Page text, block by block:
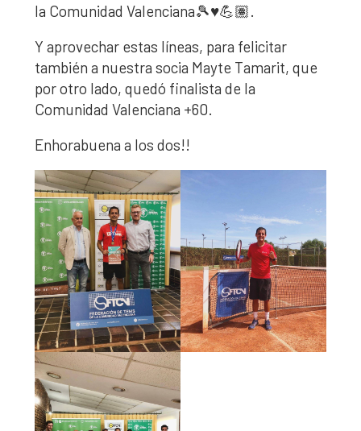
la Comunidad Valenciana🎾♥️💪🏽.
Y aprovechar estas líneas, para felicitar
también a nuestra socia Mayte Tamarit, que
por otro lado, quedó finalista de la
Comunidad Valenciana +60.
Enhorabuena a los dos!!